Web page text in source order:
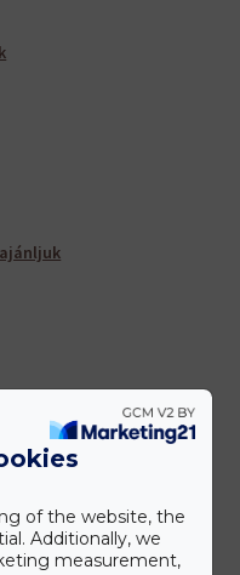
of the website, the
Additionally, we
measurement,